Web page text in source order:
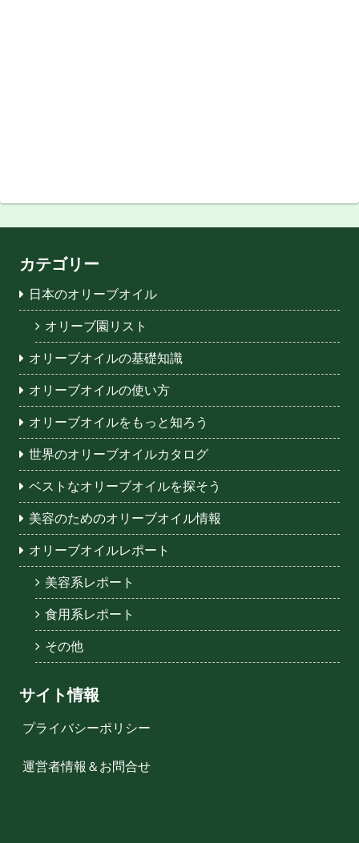
カテゴリー
日本のオリーブオイル
オリーブ園リスト
オリーブオイルの基礎知識
オリーブオイルの使い方
オリーブオイルをもっと知ろう
世界のオリーブオイルカタログ
ベストなオリーブオイルを探そう
美容のためのオリーブオイル情報
オリーブオイルレポート
美容系レポート
食用系レポート
その他
サイト情報
プライバシーポリシー
運営者情報＆お問合せ